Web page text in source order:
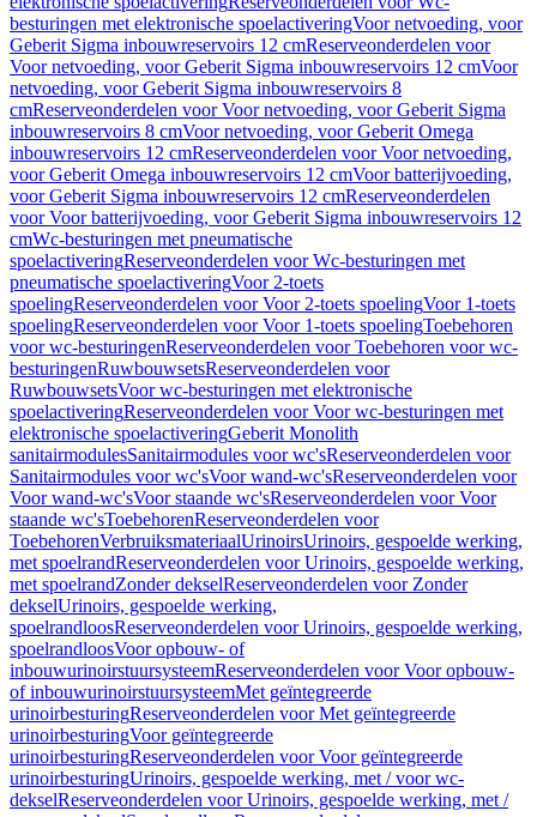
besturingen met elektronische spoelactiveringVoor netvoeding, voor
Geberit Sigma inbouwreservoirs 12 cmReserveonderdelen voor
Voor netvoeding, voor Geberit Sigma inbouwreservoirs 12 cmVoor
netvoeding, voor Geberit Sigma inbouwreservoirs 8
cmReserveonderdelen voor Voor netvoeding, voor Geberit Sigma
inbouwreservoirs 8 cmVoor netvoeding, voor Geberit Omega
inbouwreservoirs 12 cmReserveonderdelen voor Voor netvoeding,
voor Geberit Omega inbouwreservoirs 12 cmVoor batterijvoeding,
voor Geberit Sigma inbouwreservoirs 12 cmReserveonderdelen
voor Voor batterijvoeding, voor Geberit Sigma inbouwreservoirs 12
cmWc-besturingen met pneumatische
spoelactiveringReserveonderdelen voor Wc-besturingen met
pneumatische spoelactiveringVoor 2-toets
spoelingReserveonderdelen voor Voor 2-toets spoelingVoor 1-toets
spoelingReserveonderdelen voor Voor 1-toets spoelingToebehoren
voor wc-besturingenReserveonderdelen voor Toebehoren voor wc-
besturingenRuwbouwsetsReserveonderdelen voor
RuwbouwsetsVoor wc-besturingen met elektronische
spoelactiveringReserveonderdelen voor Voor wc-besturingen met
elektronische spoelactiveringGeberit Monolith
sanitairmodulesSanitairmodules voor wc'sReserveonderdelen voor
Sanitairmodules voor wc'sVoor wand-wc'sReserveonderdelen voor
Voor wand-wc'sVoor staande wc'sReserveonderdelen voor Voor
staande wc'sToebehorenReserveonderdelen voor
ToebehorenVerbruiksmateriaalUrinoirsUrinoirs, gespoelde werking,
met spoelrandReserveonderdelen voor Urinoirs, gespoelde werking,
met spoelrandZonder dekselReserveonderdelen voor Zonder
dekselUrinoirs, gespoelde werking,
spoelrandloosReserveonderdelen voor Urinoirs, gespoelde werking,
spoelrandloosVoor opbouw- of
inbouwurinoirstuursysteemReserveonderdelen voor Voor opbouw-
of inbouwurinoirstuursysteemMet geïntegreerde
urinoirbesturingReserveonderdelen voor Met geïntegreerde
urinoirbesturingVoor geïntegreerde
urinoirbesturingReserveonderdelen voor Voor geïntegreerde
urinoirbesturingUrinoirs, gespoelde werking, met / voor wc-
dekselReserveonderdelen voor Urinoirs, gespoelde werking, met /